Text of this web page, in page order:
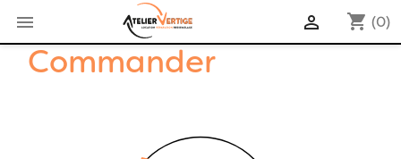
 shopping_cart (0)

Commander